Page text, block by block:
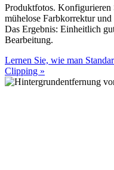
Produktfotos. Konfigurieren
mühelose Farbkorrektur
Das Ergebnis: Einheitlich
Bearbeitung.
Lernen Sie, wie man
Clipping »